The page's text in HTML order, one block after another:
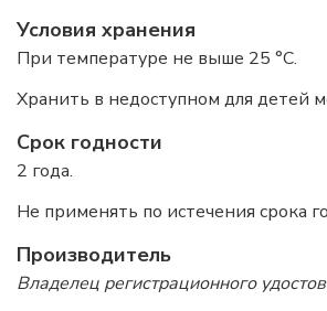
Условия хранения
При температуре не выше 25 °С.
Хранить в недоступном для детей
Срок годности
2 года.
Не применять по истечения срока
Производитель
Владелец регистрационного